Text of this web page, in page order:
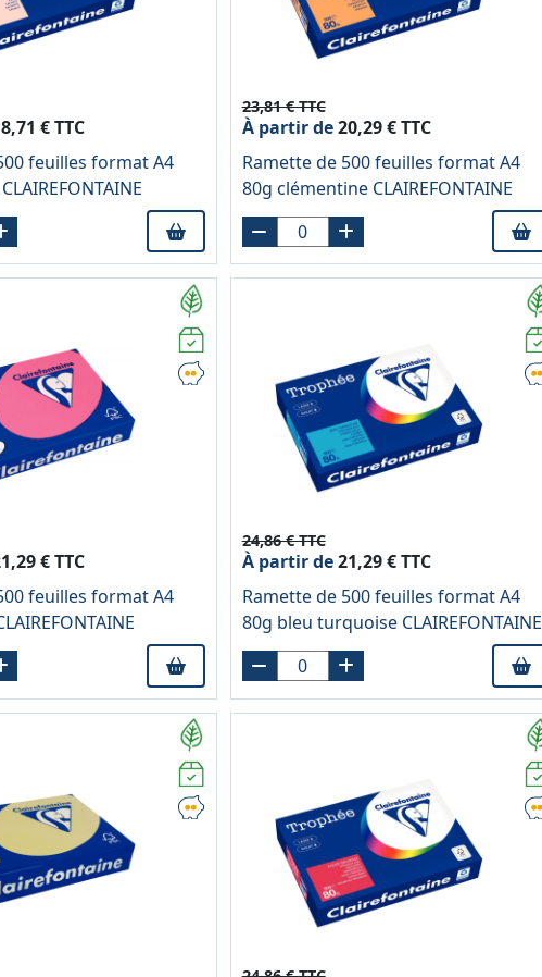
€ TTC
feuilles format A4
23,81 € TTC
À partir de20,29 € TTC
Ramette de 500 feuilles format A4
80g clémentine CLAIREFONTAINE
€ TTC
feuilles format A4
24,86 € TTC
À partir de21,29 € TTC
Ramette de 500 feuilles format A4
80g bleu turquoise CLAIREFONTAINE